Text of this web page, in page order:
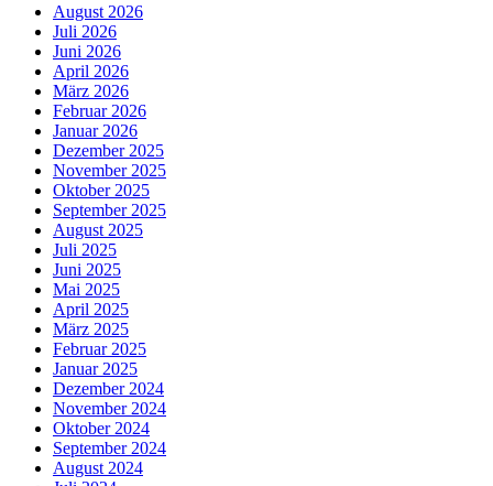
August 2026
Juli 2026
Juni 2026
April 2026
März 2026
Februar 2026
Januar 2026
Dezember 2025
November 2025
Oktober 2025
September 2025
August 2025
Juli 2025
Juni 2025
Mai 2025
April 2025
März 2025
Februar 2025
Januar 2025
Dezember 2024
November 2024
Oktober 2024
September 2024
August 2024